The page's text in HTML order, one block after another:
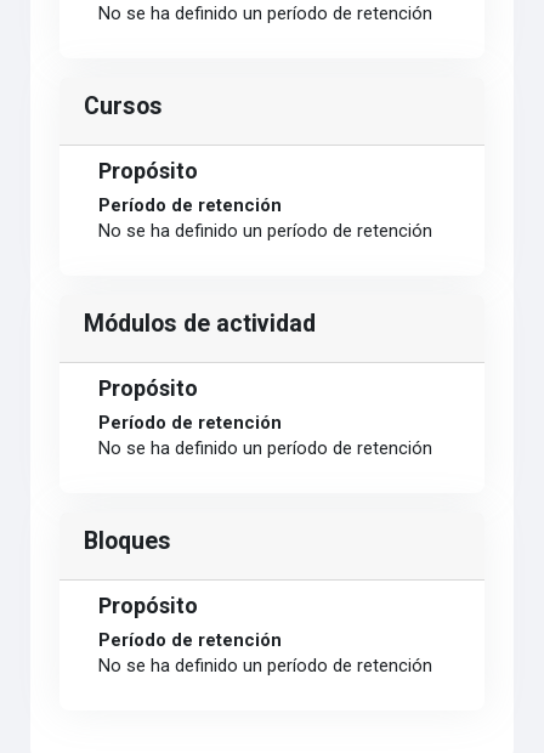
No se ha definido un período de retención
Cursos
Propósito
Período de retención
No se ha definido un período de retención
Módulos de actividad
Propósito
Período de retención
No se ha definido un período de retención
Bloques
Propósito
Período de retención
No se ha definido un período de retención